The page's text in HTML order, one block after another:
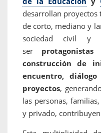
desarrollan proyectos
de corto, mediano y
sociedad civil y
ser
construcción de
encuentro,
proyectos,
las personas,
y privado,